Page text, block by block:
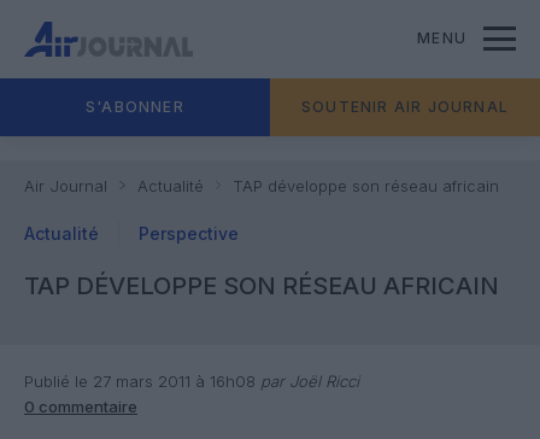
MENU
S'ABONNER SOUTENIR AIR JOURNAL
Air Journal Actualité TAP développe son réseau africain
Actualité Perspective
TAP DÉVELOPPE SON RÉSEAU AFRICAIN
Publié le 27 mars 2011 à 16h08 par Joël Ricci
0 commentaire